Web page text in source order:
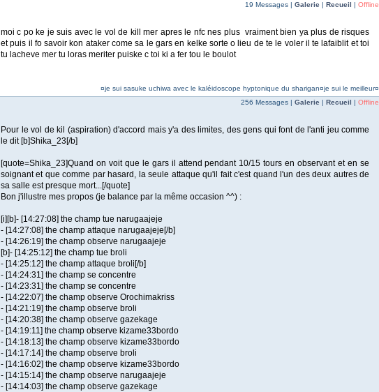
19 Messages | Galerie | Recueil | Offline
moi c po ke je suis avec le vol de kill mer apres le nfc nes plus vraiment bien ya plus de risques
et puis il fo savoir kon ataker come sa le gars en kelke sorte o lieu de te le voler il te lafaiblit et toi
tu lacheve mer tu loras meriter puiske c toi ki a fer tou le boulot
¤je sui sasuke uchiwa avec le kaléidoscope hyptonique du sharigan¤je sui le meilleur¤
256 Messages | Galerie | Recueil | Offline
Pour le vol de kil (aspiration) d'accord mais y'a des limites, des gens qui font de l'anti jeu comme
le dit [b]Shika_23[/b]
[quote=Shika_23]Quand on voit que le gars il attend pendant 10/15 tours en observant et en se
soignant et que comme par hasard, la seule attaque qu'il fait c'est quand l'un des deux autres de
sa salle est presque mort...[/quote]
Bon j'illustre mes propos (je balance par la même occasion ^^) :
[i][b]- [14:27:08] the champ tue narugaajeje
- [14:27:08] the champ attaque narugaajeje[/b]
- [14:26:19] the champ observe narugaajeje
[b]- [14:25:12] the champ tue broli
- [14:25:12] the champ attaque broli[/b]
- [14:24:31] the champ se concentre
- [14:23:31] the champ se concentre
- [14:22:07] the champ observe Orochimakriss
- [14:21:19] the champ observe broli
- [14:20:38] the champ observe gazekage
- [14:19:11] the champ observe kizame33bordo
- [14:18:13] the champ observe kizame33bordo
- [14:17:14] the champ observe broli
- [14:16:02] the champ observe kizame33bordo
- [14:15:14] the champ observe narugaajeje
- [14:14:03] the champ observe gazekage